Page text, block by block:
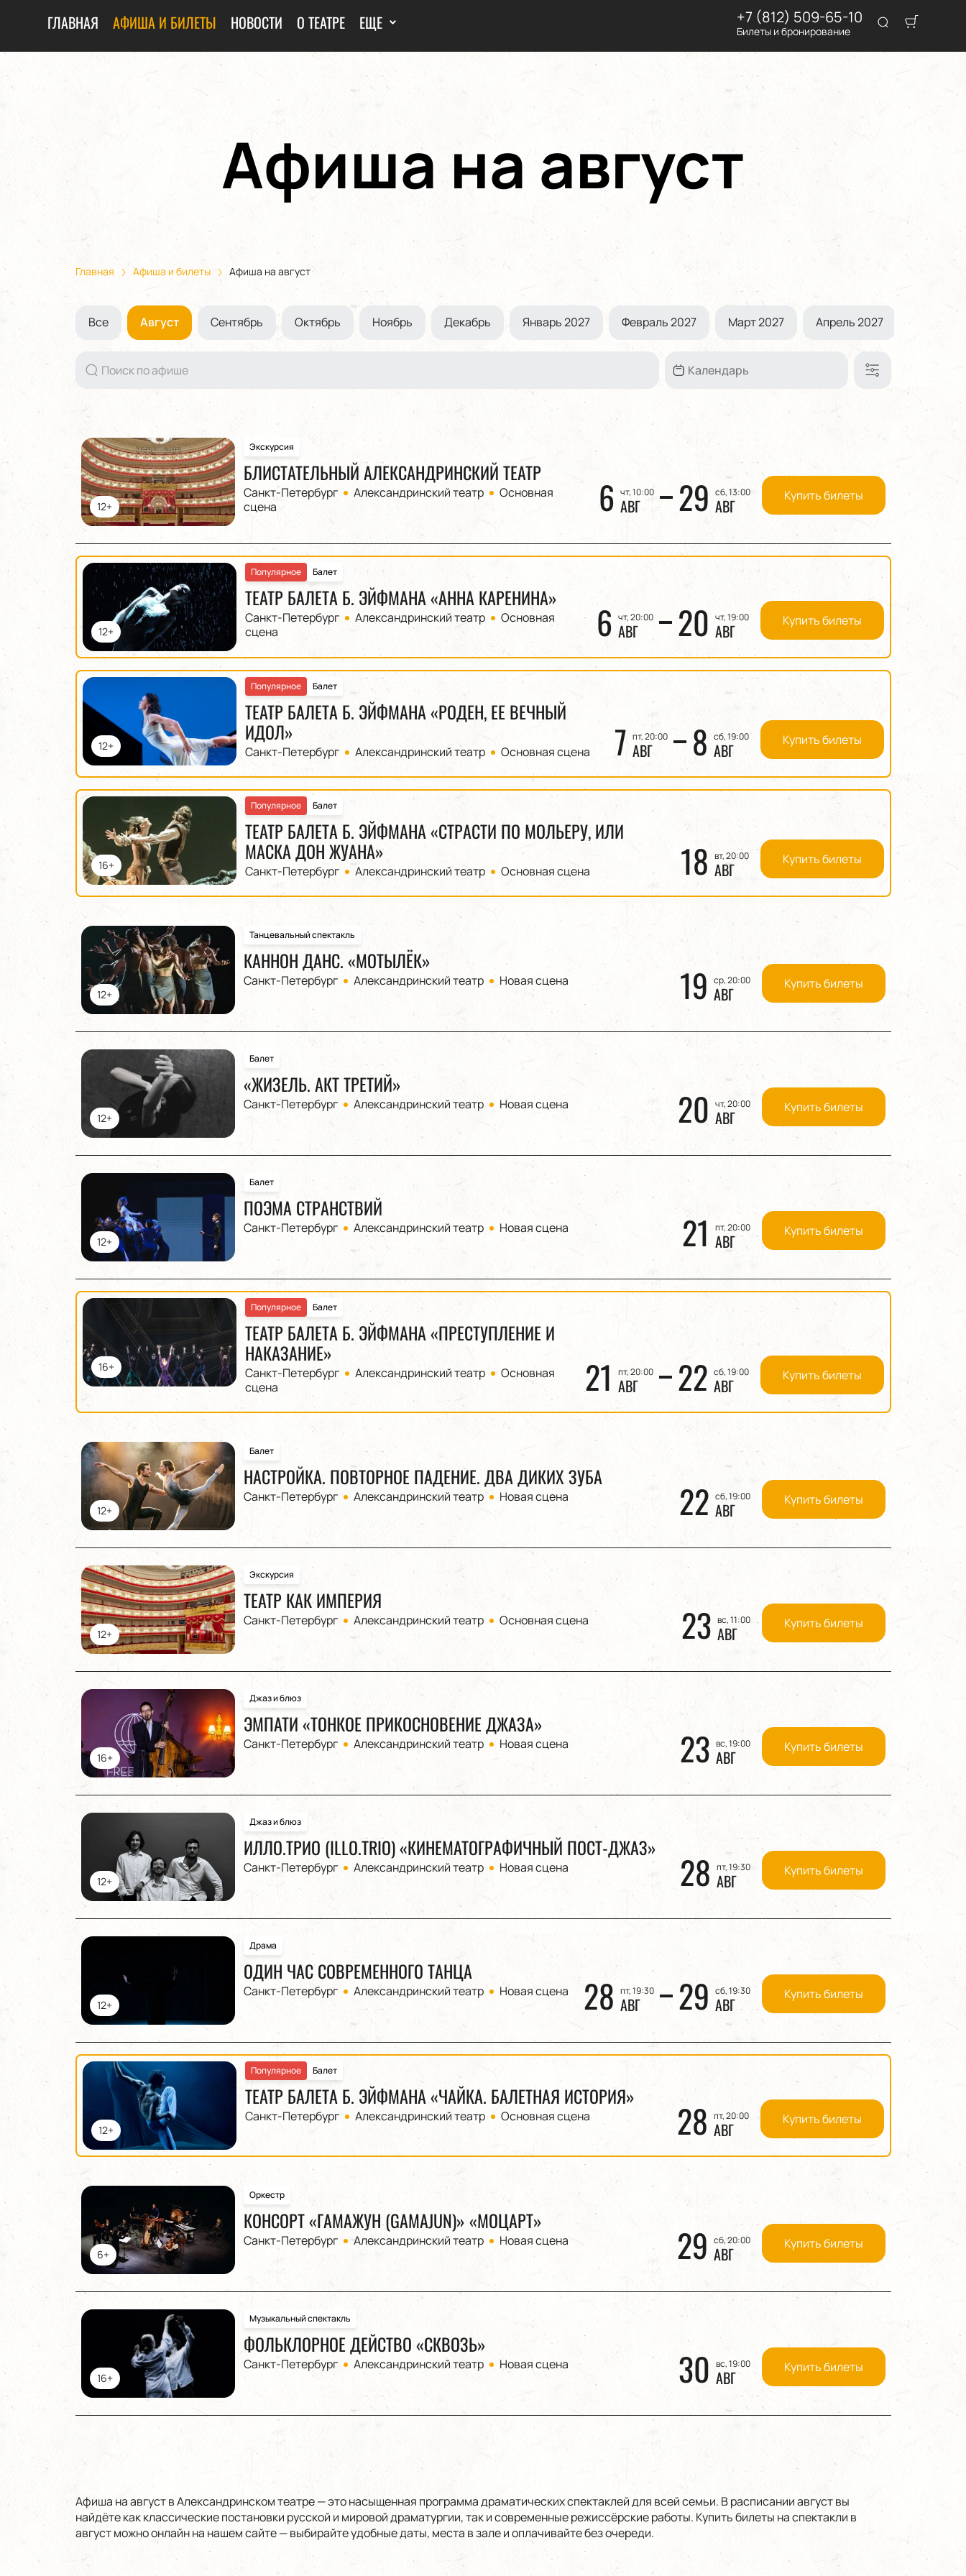
ГЛАВНАЯ АФИША И БИЛЕТЫ НОВОСТИ О ТЕАТРЕ ЕЩЕ +7 (812) 509-65-10
Билеты и бронирование
Афиша на август
Главная Афиша и билеты Афиша на август
Все Август Сентябрь Октябрь Ноябрь Декабрь Январь 2027 Февраль 2027 Март 2027 Апрель 2027
12+
Экскурсия
БЛИСТАТЕЛЬНЫЙ АЛЕКСАНДРИНСКИЙ ТЕАТР
Санкт-Петербург Александринский театр
Основная
сцена
6 чт, 10:00
АВГ 29 сб, 13:00
АВГ Купить билеты
12+
Балет
Популярное
ТЕАТР БАЛЕТА Б. ЭЙФМАНА «АННА КАРЕНИНА»
Санкт-Петербург Александринский театр
Основная
сцена
6 чт, 20:00
АВГ 20 чт, 19:00
АВГ Купить билеты
12+
Балет
Популярное
ТЕАТР БАЛЕТА Б. ЭЙФМАНА «РОДЕН, ЕЕ ВЕЧНЫЙ
ИДОЛ»
Санкт-Петербург Александринский театр Основная сцена 7 пт, 20:00
АВГ 8 сб, 19:00
АВГ Купить билеты
16+
Балет
Популярное
ТЕАТР БАЛЕТА Б. ЭЙФМАНА «СТРАСТИ ПО МОЛЬЕРУ, ИЛИ
МАСКА ДОН ЖУАНА»
Санкт-Петербург Александринский театр Основная сцена 18 вт, 20:00
АВГ Купить билеты
12+
Танцевальный спектакль
КАННОН ДАНС. «МОТЫЛЁК»
Санкт-Петербург Александринский театр Новая сцена 19 ср, 20:00
АВГ Купить билеты
12+
Балет
«ЖИЗЕЛЬ. АКТ ТРЕТИЙ»
Санкт-Петербург Александринский театр Новая сцена 20 чт, 20:00
АВГ Купить билеты
12+
Балет
ПОЭМА СТРАНСТВИЙ
Санкт-Петербург Александринский театр Новая сцена 21 пт, 20:00
АВГ Купить билеты
16+
Балет
Популярное
ТЕАТР БАЛЕТА Б. ЭЙФМАНА «ПРЕСТУПЛЕНИЕ И
НАКАЗАНИЕ»
Санкт-Петербург Александринский театр
Основная
сцена
21 пт, 20:00
АВГ 22 сб, 19:00
АВГ Купить билеты
12+
Балет
НАСТРОЙКА. ПОВТОРНОЕ ПАДЕНИЕ. ДВА ДИКИХ ЗУБА
Санкт-Петербург Александринский театр Новая сцена 22 сб, 19:00
АВГ Купить билеты
12+
Экскурсия
ТЕАТР КАК ИМПЕРИЯ
Санкт-Петербург Александринский театр Основная сцена 23 вс, 11:00
АВГ Купить билеты
16+
Джаз и блюз
ЭМПАТИ «ТОНКОЕ ПРИКОСНОВЕНИЕ ДЖАЗА»
Санкт-Петербург Александринский театр Новая сцена 23 вс, 19:00
АВГ Купить билеты
12+
Джаз и блюз
ИЛЛО.ТРИО (ILLO.TRIO) «КИНЕМАТОГРАФИЧНЫЙ ПОСТ-ДЖАЗ»
Санкт-Петербург Александринский театр Новая сцена 28 пт, 19:30
АВГ Купить билеты
12+
Драма
ОДИН ЧАС СОВРЕМЕННОГО ТАНЦА
Санкт-Петербург Александринский театр Новая сцена 28 пт, 19:30
АВГ 29 сб, 19:30
АВГ Купить билеты
12+
Балет
Популярное
ТЕАТР БАЛЕТА Б. ЭЙФМАНА «ЧАЙКА. БАЛЕТНАЯ ИСТОРИЯ»
Санкт-Петербург Александринский театр Основная сцена 28 пт, 20:00
АВГ Купить билеты
6+
Оркестр
КОНСОРТ «ГАМАЖУН (GAMAJUN)» «МОЦАРТ»
Санкт-Петербург Александринский театр Новая сцена 29 сб, 20:00
АВГ Купить билеты
16+
Музыкальный спектакль
ФОЛЬКЛОРНОЕ ДЕЙСТВО «СКВОЗЬ»
Санкт-Петербург Александринский театр Новая сцена 30 вс, 19:00
АВГ Купить билеты
Афиша на август в Александринском театре — это насыщенная программа драматических спектаклей для всей семьи. В расписании август вы
найдёте как классические постановки русской и мировой драматургии, так и современные режиссёрские работы. Купить билеты на спектакли в
август можно онлайн на нашем сайте — выбирайте удобные даты, места в зале и оплачивайте без очереди.